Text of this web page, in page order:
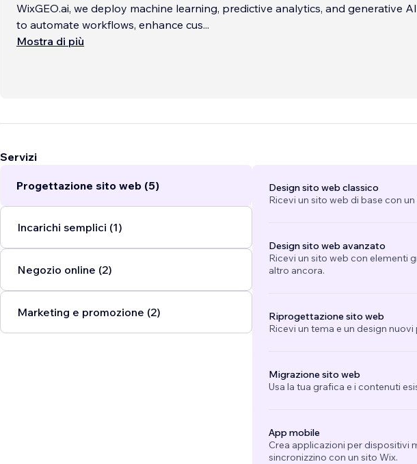
WixGEO.ai, we deploy machine learning, predictive analytics, and generative AI
to automate workflows, enhance cus...
Mostra di più
Servizi
Progettazione sito web (5)
Incarichi semplici (1)
Negozio online (2)
Marketing e promozione (2)
Design sito web classico
Ricevi un sito web di base con un
Design sito web avanzato
Ricevi un sito web con elementi
altro ancora.
Riprogettazione sito web
Ricevi un tema e un design
Migrazione sito web
Usa la tua grafica e i contenuti
App mobile
Crea applicazioni per dispositivi
sincronizzino con un sito Wix.